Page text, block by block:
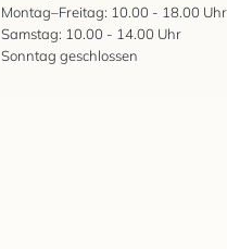
Montag–Freitag: 10.00 - 18.00 Uhr
Samstag: 10.00 - 14.00 Uhr
Sonntag geschlossen